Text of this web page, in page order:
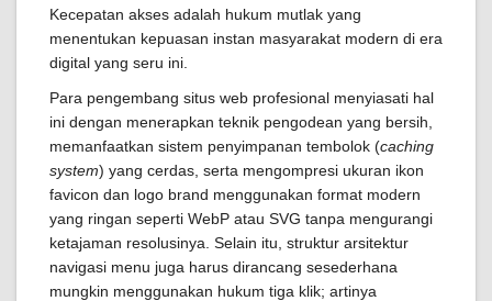
Kecepatan akses adalah hukum mutlak yang
menentukan kepuasan instan masyarakat modern di era
digital yang seru ini.
Para pengembang situs web profesional menyiasati hal
ini dengan menerapkan teknik pengodean yang bersih,
memanfaatkan sistem penyimpanan tembolok (caching
system) yang cerdas, serta mengompresi ukuran ikon
favicon dan logo brand menggunakan format modern
yang ringan seperti WebP atau SVG tanpa mengurangi
ketajaman resolusinya. Selain itu, struktur arsitektur
navigasi menu juga harus dirancang sesederhana
mungkin menggunakan hukum tiga klik; artinya